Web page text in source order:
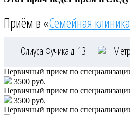
Приём в «Семейная
Юлиуса Фучика д. 13
Первичный прием по
3500 руб.
Первичный прием по
3500 руб.
Первичный прием по